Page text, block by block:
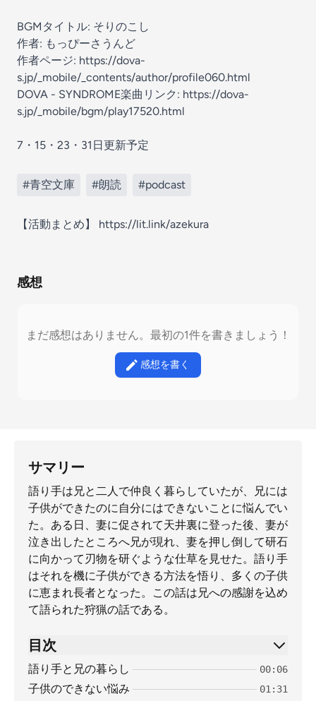
BGMタイトル: そりのこし
作者: もっぴーさうんど
作者ページ: https://dova-
s.jp/_mobile/_contents/author/profile060.html
DOVA - SYNDROME楽曲リンク: https://dova-
s.jp/_mobile/bgm/play17520.html
7・15・23・31日更新予定
#青空文庫 #朗読 #podcast
【活動まとめ】 https://lit.link/azekura
感想
まだ感想はありません。最初の1件を書きましょう！
感想を書く
サマリー
語り手は兄と二人で仲良く暮らしていたが、兄には
子供ができたのに自分にはできないことに悩んでい
た。ある日、妻に促されて天井裏に登った後、妻が
泣き出したところへ兄が現れ、妻を押し倒して研石
に向かって刃物を研ぐような仕草を見せた。語り手
はそれを機に子供ができる方法を悟り、多くの子供
に恵まれ長者となった。この話は兄への感謝を込め
て語られた狩猟の話である。
目次
語り手と兄の暮らし 00:06
子供のできない悩み 01:31